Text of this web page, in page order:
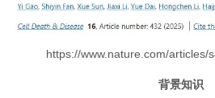
https://www.nature.com/articles/
背景知识